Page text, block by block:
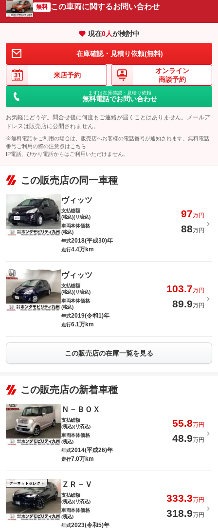
無料 この車両に関するお問い合わせ
現在0人が検討中
在庫確認・見積り依頼(無料)
来店予約
オンライン
商談予約
まずは在庫確認・見積り依頼
無料電話でお問い合わせ
お気軽にどうぞ。問合せ後に何度もご連絡が届くことはありません。メールア
ドレスは販売店に公開されません。
※無料電話をご利用の場合は、販売店へお客様の電話番号が通知されます。無料電話
番号ご利用の際の注意点は こちら
IP電話、ひかり電話からはご利用いただけません。
この販売店の同一車種
ヴィッツ
支払総額
(税込)(リ済込)
97万円
車両本体価格
(税込)
88万円
年式2018(平成30)年
走行4.4万km
ヴィッツ
支払総額
(税込)(リ済込)
103.7万円
車両本体価格
(税込)
89.9万円
年式2019(令和1)年
走行6.1万km
この販売店の在庫一覧を見る
この販売店の新着車種
Ｎ－ＢＯＸ
支払総額
(税込)(リ済込)
55.8万円
車両本体価格
(税込)
48.9万円
年式2014(平成26)年
走行7.0万km
グーネットセレクト ＺＲ－Ｖ
支払総額
(税込)(リ済込)
333.3万円
車両本体価格
(税込)
318.9万円
年式2023(令和5)年